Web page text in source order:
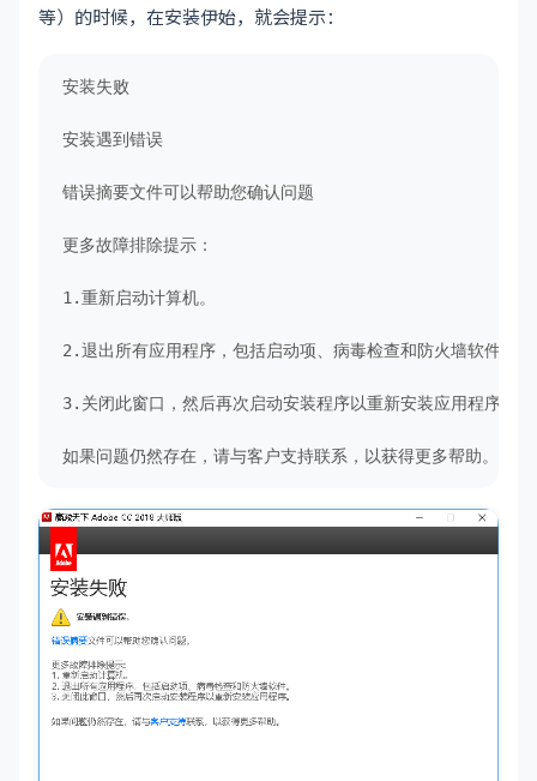
等）的时候，在安装伊始，就会提示：
安装失败
安装遇到错误
错误摘要文件可以帮助您确认问题
更多故障排除提示：
1.重新启动计算机。
2.退出所有应用程序，包括启动项、病毒检查和防火墙软件。
3.关闭此窗口，然后再次启动安装程序以重新安装应用程序。
如果问题仍然存在，请与客户支持联系，以获得更多帮助。